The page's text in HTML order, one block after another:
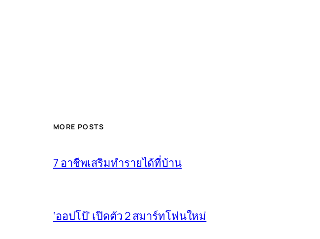
MORE POSTS
7 อาชีพเสริมทำรายได้ที่บ้าน
‘ออปโป้’ เปิดตัว 2 สมาร์ทโฟนใหม่